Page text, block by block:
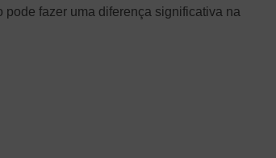
fazer uma diferença significativa na